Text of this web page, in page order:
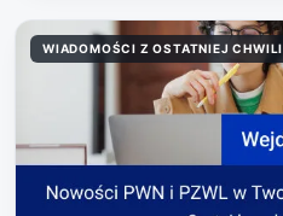
WIADOMOŚCI Z OSTATNIEJ CHWILI